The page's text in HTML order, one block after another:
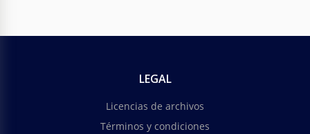
LEGAL
Licencias de archivos
Términos y condiciones